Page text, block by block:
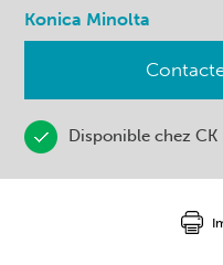
Konica Minolta
Disponiblechez CK